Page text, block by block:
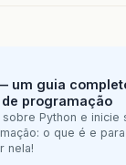
um guia
programação
Python e inicie
o que é e
nela!